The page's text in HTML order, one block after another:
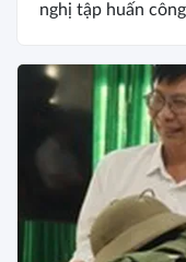
nghị tập huấn